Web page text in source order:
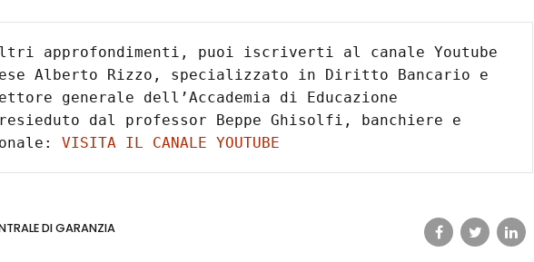
approfondimenti, puoi iscriverti al canale Youtube
Alberto Rizzo, specializzato in Diritto Bancario e
generale dell’Accademia di Educazione
dal professor Beppe Ghisolfi, banchiere e
VISITA IL CANALE YOUTUBE
DI GARANZIA